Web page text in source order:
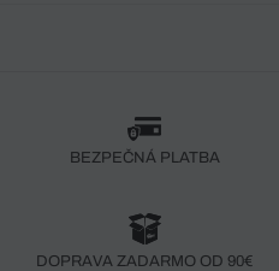
BEZPEČNÁ PLATBA
DOPRAVA ZADARMO OD 90€